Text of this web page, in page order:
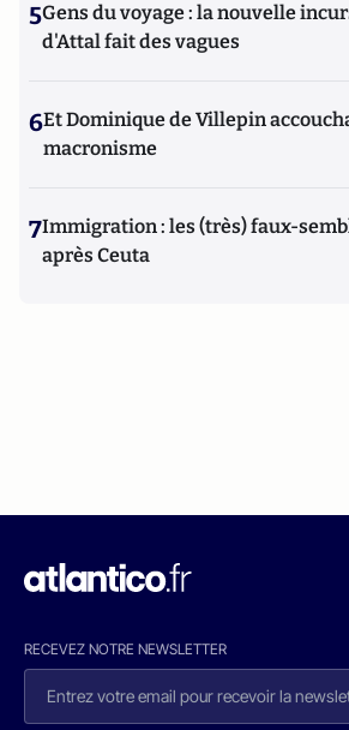
5Gens du voyage : la nouvelle
d'Attal fait des vagues
6Et Dominique de Villepin
macronisme
7Immigration : les (très) faux-
après Ceuta
RECEVEZ NOTRE NEWSLETTER